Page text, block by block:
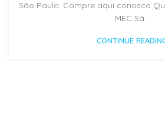
São Paulo: Compre aqui conosco
MEC Sã...
CONTINUE